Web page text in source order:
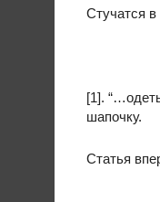
Стучатся
[1].
шапочку.
Статья